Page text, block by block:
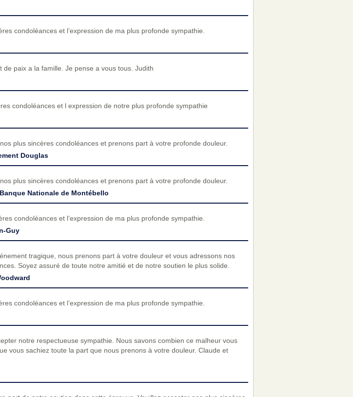
condoléances et l’expression de ma plus profonde sympathie.
de paix a la famille. Je pense a vous tous. Judith
condoléances et l expression de notre plus profonde sympathie
plus sincères condoléances et prenons part à votre profonde douleur.
Douglas
plus sincères condoléances et prenons part à votre profonde douleur.
Nationale de Montébello
condoléances et l’expression de ma plus profonde sympathie.
Guy
tragique, nous prenons part à votre douleur et vous adressons nos
Soyez assuré de toute notre amitié et de notre soutien le plus solide.
condoléances et l’expression de ma plus profonde sympathie.
notre respectueuse sympathie. Nous savons combien ce malheur vous
vous sachiez toute la part que nous prenons à votre douleur. Claude et